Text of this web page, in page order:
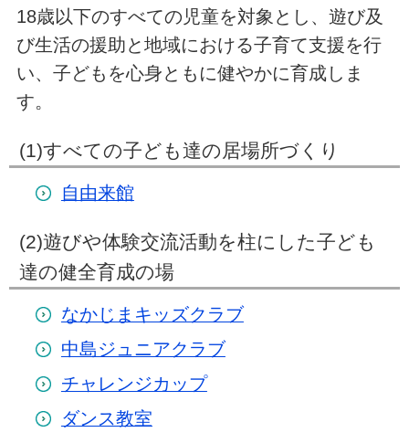
18歳以下のすべての児童を対象とし、遊び及
び生活の援助と地域における子育て支援を行
い、子どもを心身ともに健やかに育成しま
す。
(1)すべての子ども達の居場所づくり
自由来館
(2)遊びや体験交流活動を柱にした子ども
達の健全育成の場
なかじまキッズクラブ
中島ジュニアクラブ
チャレンジカップ
ダンス教室